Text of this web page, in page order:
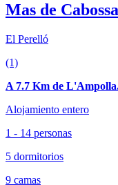
Mas de Cabossa
El Perelló
(1)
A 7.7 Km de
Alojamiento entero
1 - 14 personas
5 dormitorios
9 camas